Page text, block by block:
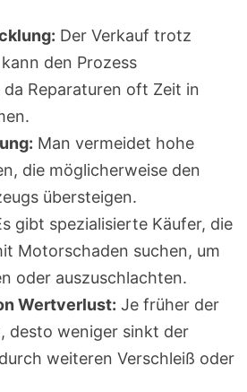
Der Verkauf trotz
den Prozess
da Reparaturen oft Zeit in
Man vermeidet hohe
die möglicherweise den
übersteigen.
gibt spezialisierte Käufer, die
Motorschaden suchen, um
oder auszuschlachten.
Wertverlust: Je früher der
desto weniger sinkt der
weiteren Verschleiß oder